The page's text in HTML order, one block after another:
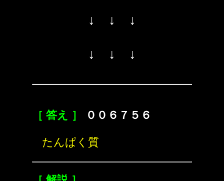
↓ ↓ ↓
↓ ↓ ↓
［ 答え ］ ００６７５６
たんぱく質